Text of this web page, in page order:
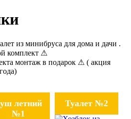
из минибруса для дома и дачи .
комплект ⚠
монтаж в подарок ⚠ ( акция
летний
№1
Туалет №2